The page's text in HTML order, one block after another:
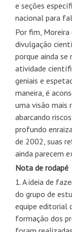
e seções
nacional para
Por fim,
divulgação
porque ainda
atividade
geniais e
maneira, é
uma visão mais
abarcando
profundo
de 2002, suas
ainda parecem
Nota de rodapé
1. A ideia de
do grupo de
equipe editorial
formação dos